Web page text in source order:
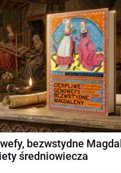
bezwstydne
średniowiecza